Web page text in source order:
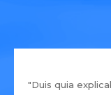
"Duis quia